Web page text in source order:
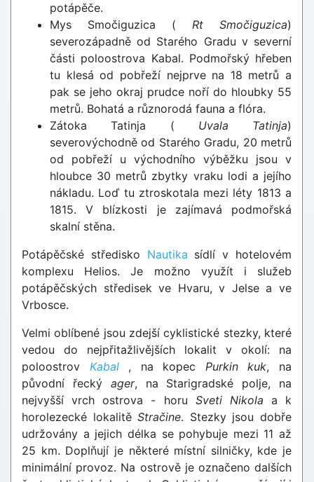
potápěče.
Mys Smočiguzica ( Rt Smočiguzica)
severozápadně od Starého Gradu v severní
části poloostrova Kabal. Podmořský hřeben
tu klesá od pobřeží nejprve na 18 metrů a
pak se jeho okraj prudce noří do hloubky 55
metrů. Bohatá a různorodá fauna a flóra.
Zátoka Tatinja ( Uvala Tatinja)
severovýchodně od Starého Gradu, 20 metrů
od pobřeží u východního výběžku jsou v
hloubce 30 metrů zbytky vraku lodi a jejího
nákladu. Loď tu ztroskotala mezi léty 1813 a
1815. V blízkosti je zajímavá podmořská
skalní stěna.
Potápěčské středisko Nautika sídlí v hotelovém
komplexu Helios. Je možno využít i služeb
potápěčských středisek ve Hvaru, v Jelse a ve
Vrbosce.
Velmi oblíbené jsou zdejší cyklistické stezky, které
vedou do nejpřitažlivějších lokalit v okolí: na
poloostrov Kabal , na kopec Purkin kuk, na
původní řecký ager, na Starigradské polje, na
nejvyšší vrch ostrova - horu Sveti Nikola a k
horolezecké lokalitěStračine. Stezky jsou dobře
udržovány a jejich délka se pohybuje mezi 11 až
25 km. Doplňují je některé místní silničky, kde je
minimální provoz. Na ostrově je označeno dalších